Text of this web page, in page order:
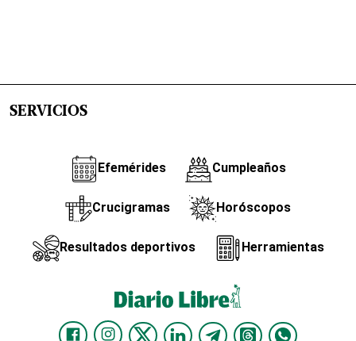
SERVICIOS
Efemérides Cumpleaños
Crucigramas Horóscopos
Resultados deportivos Herramientas